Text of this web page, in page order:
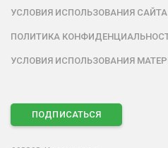
УСЛОВИЯ ИСПОЛЬЗОВАНИЯ САЙТА
ПОЛИТИКА
УСЛОВИЯ ИСПОЛЬЗОВАНИЯ
ПОДПИСАТЬСЯ